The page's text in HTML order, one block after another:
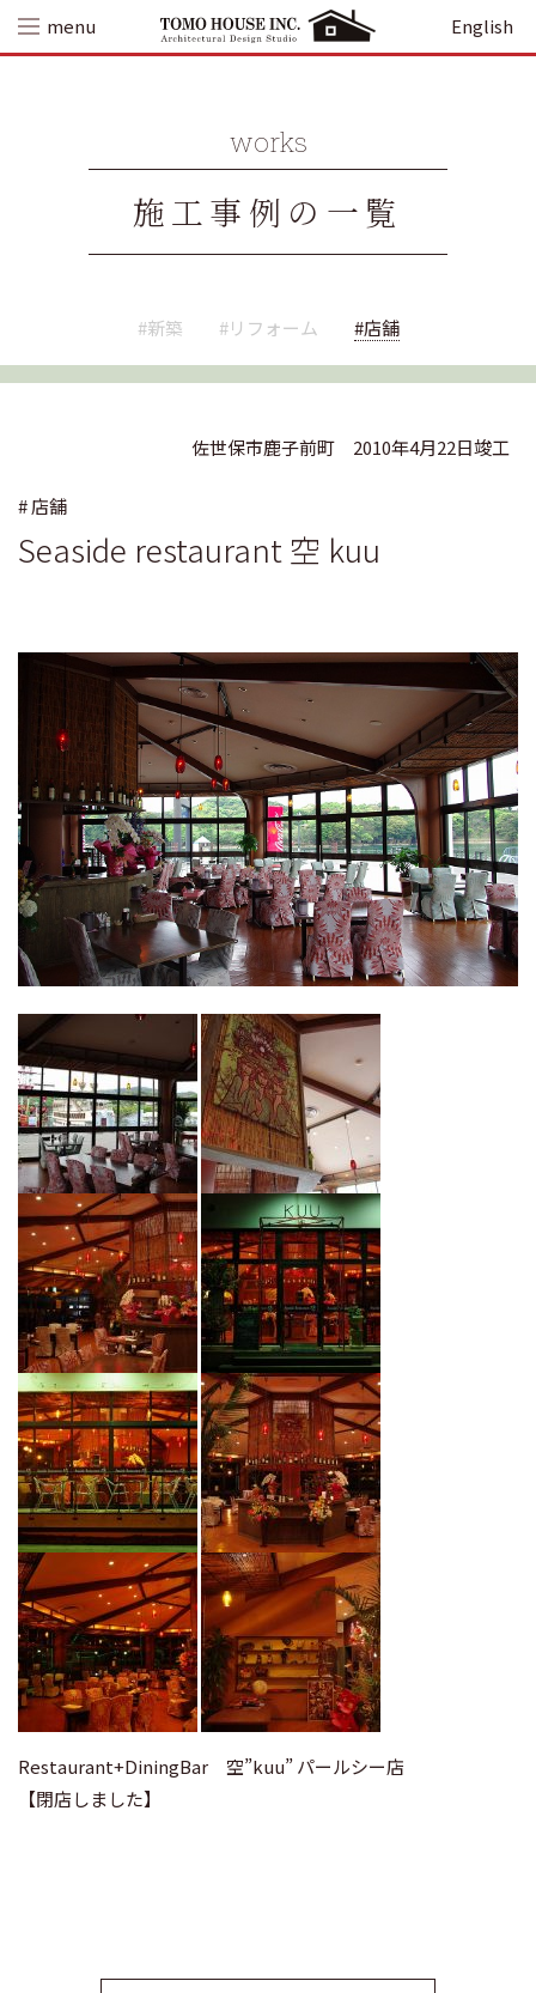
content
menu English
works
施工事例の一覧
#新築 #リフォーム #店舗
佐世保市鹿子前町 2010年4月22日竣工
# 店舗
Seaside restaurant 空 kuu
Restaurant+DiningBar 空”kuu” パールシー店
【閉店しました】